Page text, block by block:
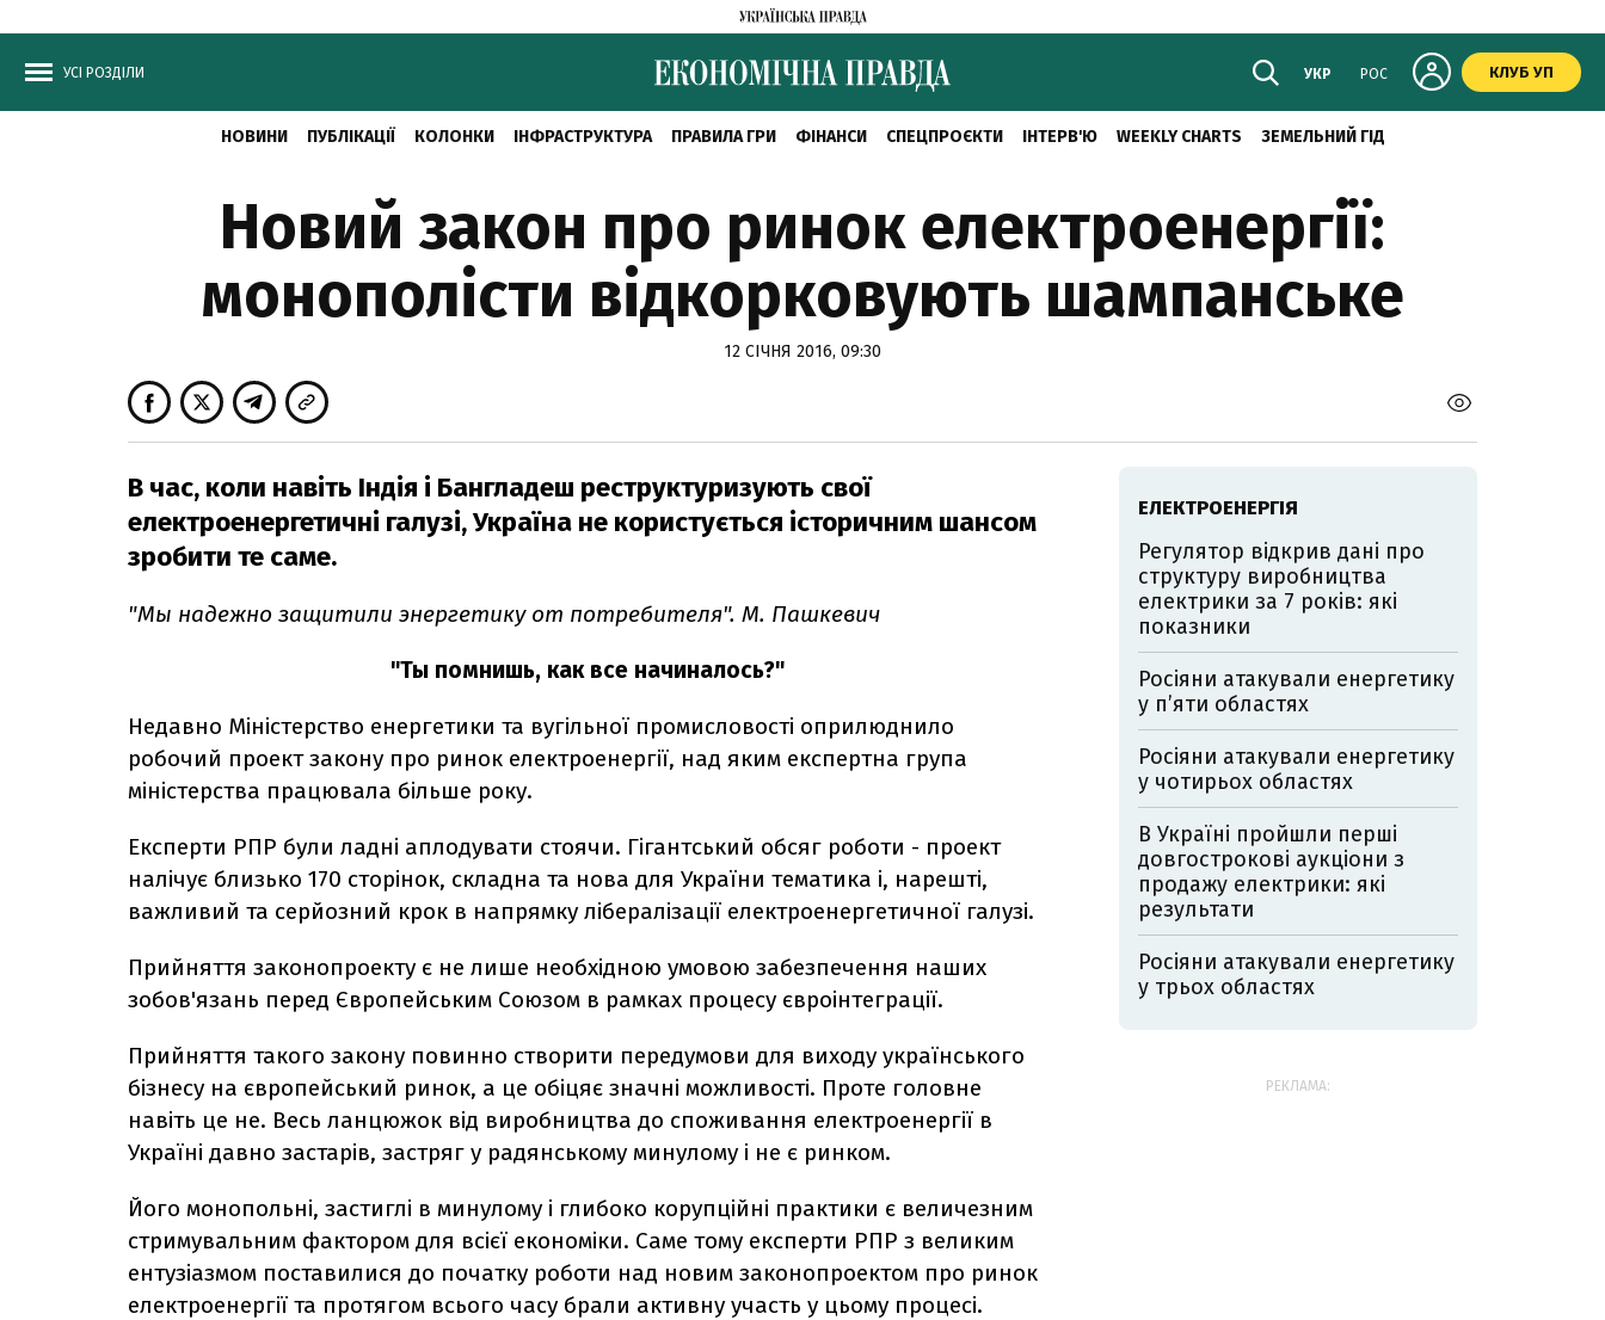
УСІ РОЗДІЛИ УКР РОС КЛУБ УП
НОВИНИ ПУБЛІКАЦІЇ КОЛОНКИ ІНФРАСТРУКТУРА ПРАВИЛА ГРИ ФІНАНСИ СПЕЦПРОЄКТИ ІНТЕРВ'Ю WEEKLY CHARTS ЗЕМЕЛЬНИЙ ГІД
Новий закон про ринок електроенергії:
монополісти відкорковують шампанське
12 СІЧНЯ 2016, 09:30
В час, коли навіть Індія і Бангладеш реструктуризують свої
електроенергетичні галузі, Україна не користується історичним шансом
зробити те саме.
"Мы надежно защитили энергетику от потребителя". М. Пашкевич
"Ты помнишь, как все начиналось?"
Недавно Міністерство енергетики та вугільної промисловості оприлюднило
робочий проект закону про ринок електроенергії, над яким експертна група
міністерства працювала більше року.
Експерти РПР були ладні аплодувати стоячи. Гігантський обсяг роботи - проект
налічує близько 170 сторінок, складна та нова для України тематика і, нарешті,
важливий та серйозний крок в напрямку лібералізації електроенергетичної галузі.
Прийняття законопроекту є не лише необхідною умовою забезпечення наших
зобов'язань перед Європейським Союзом в рамках процесу євроінтеграції.
Прийняття такого закону повинно створити передумови для виходу українського
бізнесу на європейський ринок, а це обіцяє значні можливості. Проте головне
навіть це не. Весь ланцюжок від виробництва до споживання електроенергії в
Україні давно застарів, застряг у радянському минулому і не є ринком.
Його монопольні, застиглі в минулому і глибоко корупційні практики є величезним
стримувальним фактором для всієї економіки. Саме тому експерти РПР з великим
ентузіазмом поставилися до початку роботи над новим законопроектом про ринок
електроенергії та протягом всього часу брали активну участь у цьому процесі.
ЕЛЕКТРОЕНЕРГІЯ
Регулятор відкрив дані про
структуру виробництва
електрики за 7 років: які
показники
Росіяни атакували енергетику
у пʼяти областях
Росіяни атакували енергетику
у чотирьох областях
В Україні пройшли перші
довгострокові аукціони з
продажу електрики: які
результати
Росіяни атакували енергетику
у трьох областях
РЕКЛАМА: